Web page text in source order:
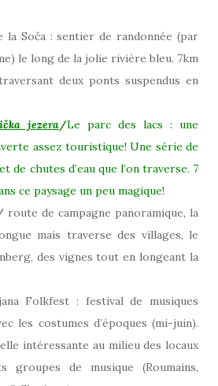
la Soča : sentier de randonnée (par
le long de la jolie rivière bleu. 7km
deux ponts suspendus en
jezera/Le parc des lacs : une
assez touristique! Une série de
de chutes d’eau que l’on traverse. 7
ce paysage un peu magique!
route de campagne panoramique, la
mais traverse des villages, le
des vignes tout en longeant la
Folkfest : festival de musiques
les costumes d’époques (mi-juin).
intéressante au milieu des locaux
groupes de musique (Roumains,